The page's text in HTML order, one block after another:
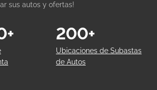
sus autos y ofertas!
Ubicaciones de Subastas
de Autos
200+